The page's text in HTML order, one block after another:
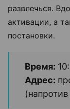
развлечься.
активации, а
постановки.
Время:
Адрес: